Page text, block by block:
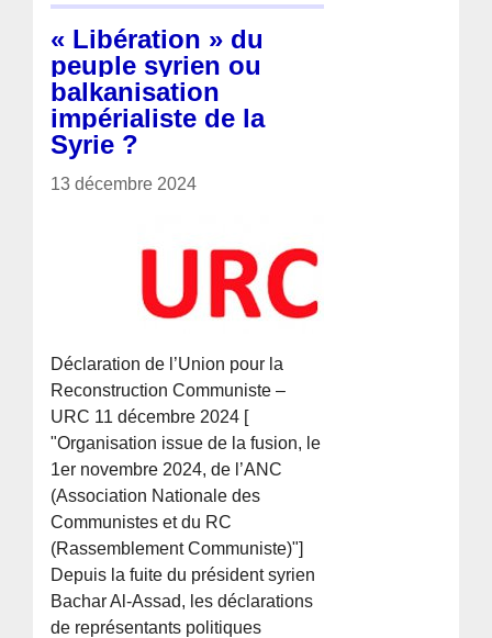
« Libération » du
peuple syrien ou
balkanisation
impérialiste de la
Syrie ?
13 décembre 2024
Déclaration de l’Union pour la
Reconstruction Communiste –
URC 11 décembre 2024 [
"Organisation issue de la fusion, le
1er novembre 2024, de l’ANC
(Association Nationale des
Communistes et du RC
(Rassemblement Communiste)"]
Depuis la fuite du président syrien
Bachar Al-Assad, les déclarations
de représentants politiques